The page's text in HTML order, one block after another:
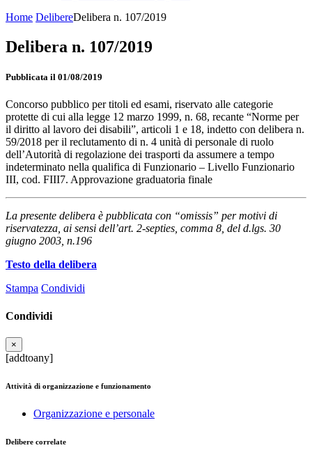
Home DelibereDelibera n. 107/2019
Delibera n. 107/2019
Pubblicata il 01/08/2019
Concorso pubblico per titoli ed esami, riservato alle categorie
protette di cui alla legge 12 marzo 1999, n. 68, recante “Norme per
il diritto al lavoro dei disabili”, articoli 1 e 18, indetto con delibera n.
59/2018 per il reclutamento di n. 4 unità di personale di ruolo
dell’Autorità di regolazione dei trasporti da assumere a tempo
indeterminato nella qualifica di Funzionario – Livello Funzionario
III, cod. FIII7. Approvazione graduatoria finale
La presente delibera è pubblicata con “omissis” per motivi di
riservatezza, ai sensi dell’art. 2-septies, comma 8, del d.lgs. 30
giugno 2003, n.196
Testo della delibera
Stampa Condividi
Condividi
×
[addtoany]
Attività di organizzazione e funzionamento
Organizzazione e personale
Delibere correlate